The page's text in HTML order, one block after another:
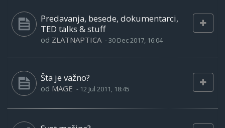
Predavanja, besede, dokumentarci,
TED talks & stuff
od ZLATNAPTICA -30 Dec 2017, 16:04
Šta je važno?
od MAGE - 12 Jul 2011, 18:45